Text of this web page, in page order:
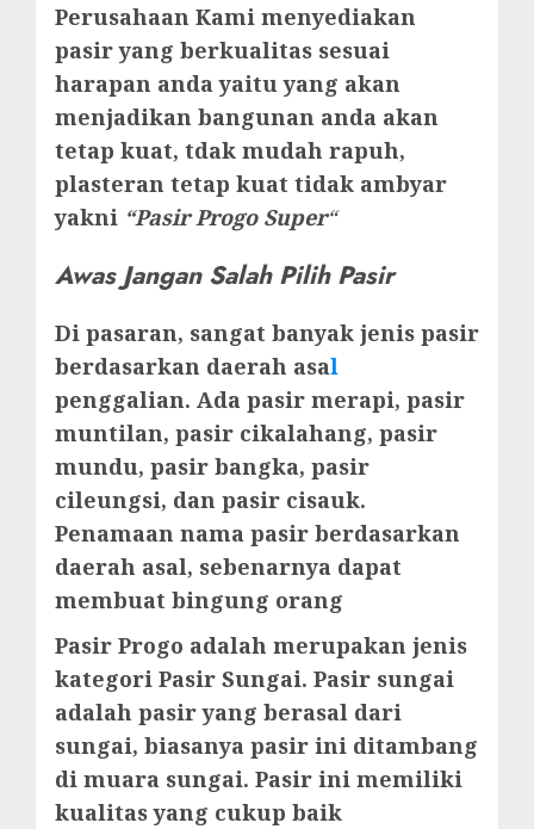
Perusahaan Kami menyediakan
pasir yang berkualitas sesuai
harapan anda yaitu yang akan
menjadikan bangunan anda akan
tetap kuat, tdak mudah rapuh,
plasteran tetap kuat tidak ambyar
yakni “Pasir Progo Super“
Awas Jangan Salah Pilih Pasir
Di pasaran, sangat banyak jenis pasir
berdasarkan daerah asal
penggalian. Ada pasir merapi, pasir
muntilan, pasir cikalahang, pasir
mundu, pasir bangka, pasir
cileungsi, dan pasir cisauk.
Penamaan nama pasir berdasarkan
daerah asal, sebenarnya dapat
membuat bingung orang
Pasir Progo adalah merupakan jenis
kategori Pasir Sungai. Pasir sungai
adalah pasir yang berasal dari
sungai, biasanya pasir ini ditambang
di muara sungai. Pasir ini memiliki
kualitas yang cukup baik